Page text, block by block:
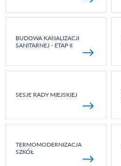
BUDOWA KANALIZACJI
SANITARNEJ - ETAP II
SESJE RADY MIEJSKIEJ
TERMOMODERNIZACJA
SZKÓŁ